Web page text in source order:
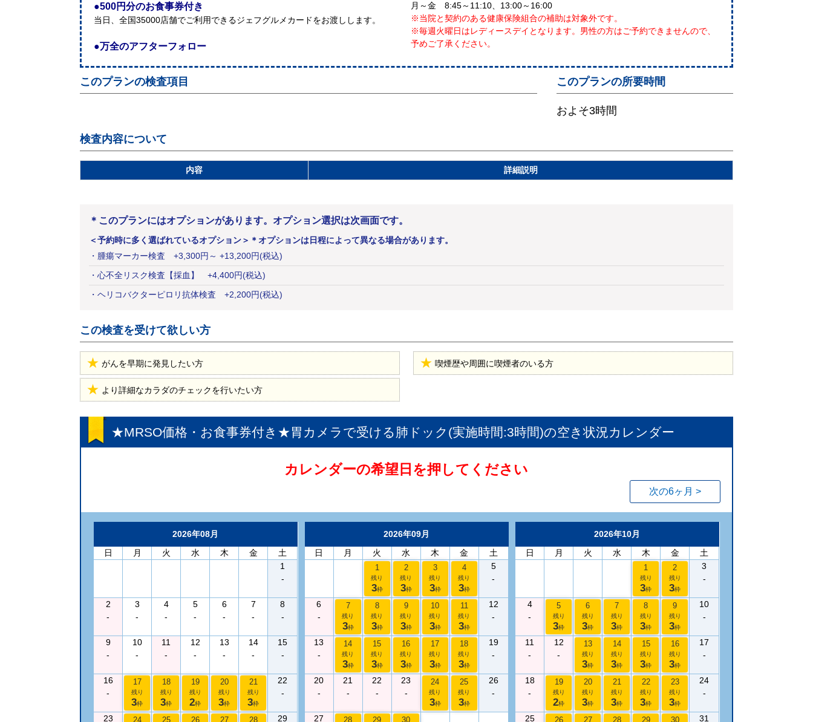
●500円分のお食事券付き
当日、全国35000店舗でご利用できるジェフグルメカードをお渡しします。
●万全のアフターフォロー
月～金 8:45～11:10、13:00～16:00
※当院と契約のある健康保険組合の補助は対象外です。
※毎週火曜日はレディースデイとなります。男性の方はご予約できませんので、
予めご了承ください。
このプランの所要時間
およそ3時間
このプランの検査項目
検査内容について
内容 詳細説明
＊このプランにはオプションがあります。オプション選択は次画面です。
＜予約時に多く選ばれているオプション＞ ＊オプションは日程によって異なる場合があります。
・ 腫瘍マーカー検査 +3,300円 ～ +13,200円(税込)
・ 心不全リスク検査【採血】 +4,400円(税込)
・ ヘリコバクターピロリ抗体検査 +2,200円(税込)
この検査を受けて欲しい方
がんを早期に発見したい方 喫煙歴や周囲に喫煙者のいる方
より詳細なカラダのチェックを行いたい方
★MRSO価格・お食事券付き★胃カメラで受ける肺ドック(実施時間:3時間)の空き状況カレンダー
カレンダーの希望日を押してください
次の6ヶ月 >
2026年08月
日
月 火 水 木 金
土
1
-
2
-
3
-
4
-
5
-
6
-
7
-
8
-
9
-
10
-
11
-
12
-
13
-
14
-
15
-
16
-
17
残り
3枠
18
残り
3枠
19
残り
2枠
20
残り
3枠
21
残り
3枠
22
-
23
24 25 26 27 28
29
2026年09月
日
月 火 水 木 金 土
1
残り
3枠
2
残り
3枠
3
残り
3枠
4
残り
3枠
5
-
6
-
7
残り
3枠
8
残り
3枠
9
残り
3枠
10
残り
3枠
11
残り
3枠
12
-
13
-
14
残り
3枠
15
残り
3枠
16
残り
3枠
17
残り
3枠
18
残り
3枠
19
-
20
-
21
-
22
-
23
-
24
残り
3枠
25
残り
3枠
26
-
27
28 29 30
2026年10月
日
月 火 水 木 金 土
1
残り
3枠
2
残り
3枠
3
-
4
-
5
残り
3枠
6
残り
3枠
7
残り
3枠
8
残り
3枠
9
残り
3枠
10
-
11
-
12
-
13
残り
3枠
14
残り
3枠
15
残り
3枠
16
残り
3枠
17
-
18
-
19
残り
2枠
20
残り
3枠
21
残り
3枠
22
残り
3枠
23
残り
3枠
24
-
25
26 27 28 29 30
31